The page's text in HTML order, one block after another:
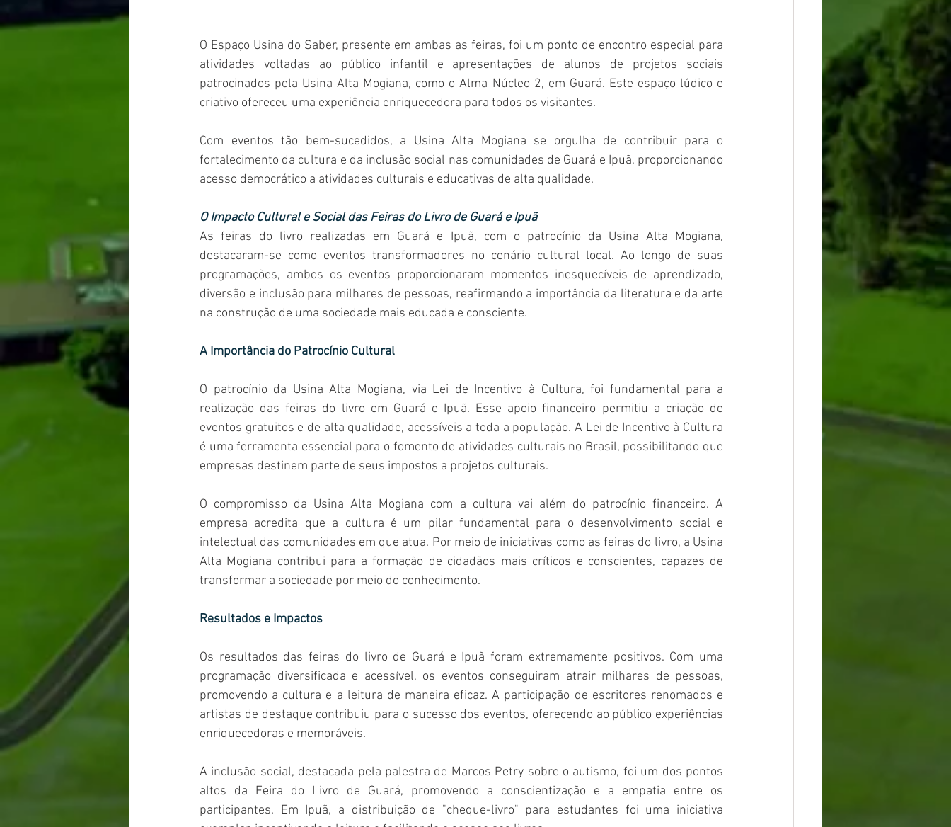
O Espaço Usina do Saber, presente em ambas as feiras, foi um ponto de encontro especial para
atividades voltadas ao público infantil e apresentações de alunos de projetos sociais
patrocinados pela Usina Alta Mogiana, como o Alma Núcleo 2, em Guará. Este espaço lúdico e
criativo ofereceu uma experiência enriquecedora para todos os visitantes.
Com eventos tão bem-sucedidos, a Usina Alta Mogiana se orgulha de contribuir para o
fortalecimento da cultura e da inclusão social nas comunidades de Guará e Ipuã, proporcionando
acesso democrático a atividades culturais e educativas de alta qualidade.
O Impacto Cultural e Social das Feiras do Livro de Guará e Ipuã
As feiras do livro realizadas em Guará e Ipuã, com o patrocínio da Usina Alta Mogiana,
destacaram-se como eventos transformadores no cenário cultural local. Ao longo de suas
programações, ambos os eventos proporcionaram momentos inesquecíveis de aprendizado,
diversão e inclusão para milhares de pessoas, reafirmando a importância da literatura e da arte
na construção de uma sociedade mais educada e consciente.
A Importância do Patrocínio Cultural
O patrocínio da Usina Alta Mogiana, via Lei de Incentivo à Cultura, foi fundamental para a
realização das feiras do livro em Guará e Ipuã. Esse apoio financeiro permitiu a criação de
eventos gratuitos e de alta qualidade, acessíveis a toda a população. A Lei de Incentivo à Cultura
é uma ferramenta essencial para o fomento de atividades culturais no Brasil, possibilitando que
empresas destinem parte de seus impostos a projetos culturais.
O compromisso da Usina Alta Mogiana com a cultura vai além do patrocínio financeiro. A
empresa acredita que a cultura é um pilar fundamental para o desenvolvimento social e
intelectual das comunidades em que atua. Por meio de iniciativas como as feiras do livro, a Usina
Alta Mogiana contribui para a formação de cidadãos mais críticos e conscientes, capazes de
transformar a sociedade por meio do conhecimento.
Resultados e Impactos
Os resultados das feiras do livro de Guará e Ipuã foram extremamente positivos. Com uma
programação diversificada e acessível, os eventos conseguiram atrair milhares de pessoas,
promovendo a cultura e a leitura de maneira eficaz. A participação de escritores renomados e
artistas de destaque contribuiu para o sucesso dos eventos, oferecendo ao público experiências
enriquecedoras e memoráveis.
A inclusão social, destacada pela palestra de Marcos Petry sobre o autismo, foi um dos pontos
altos da Feira do Livro de Guará, promovendo a conscientização e a empatia entre os
participantes. Em Ipuã, a distribuição de "cheque-livro" para estudantes foi uma iniciativa